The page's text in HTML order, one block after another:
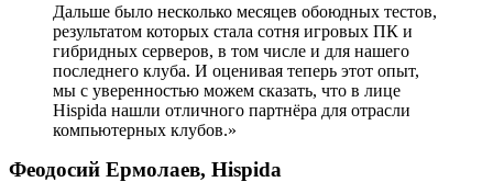
Дальше было несколько месяцев обоюдных тестов,
результатом которых стала сотня игровых ПК и
гибридных серверов, в том числе и для нашего
последнего клуба. И оценивая теперь этот опыт,
мы с уверенностью можем сказать, что в лице
Hispida нашли отличного партнёра для отрасли
компьютерных клубов.»
Феодосий Ермолаев, Hispida